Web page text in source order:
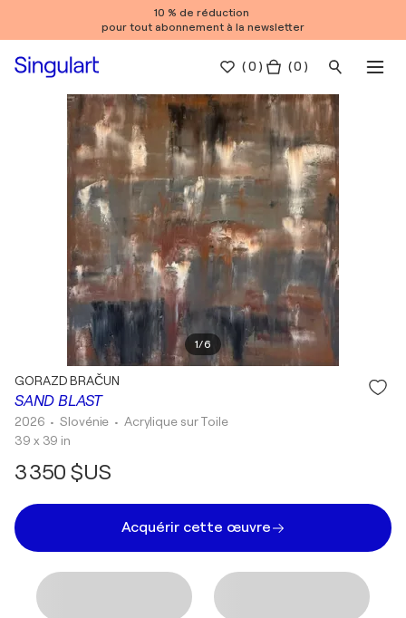
10 % de réduction
pour tout abonnement à la newsletter
(0 ) ( 0 )
1/6
SAND BLAST
GORAZD BRAČUN
2026 • Slovénie • Acrylique sur Toile
39 x 39 in
3 350 $US
Acquérir cette œuvre